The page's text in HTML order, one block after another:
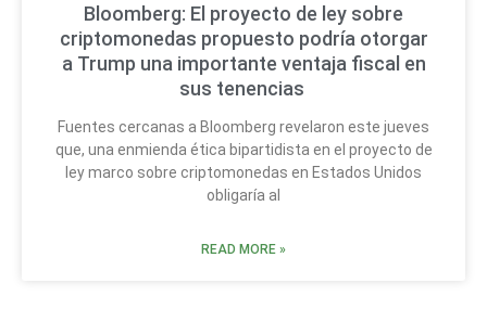
Bloomberg: El proyecto de ley sobre
criptomonedas propuesto podría otorgar
a Trump una importante ventaja fiscal en
sus tenencias
Fuentes cercanas a Bloomberg revelaron este jueves
que, una enmienda ética bipartidista en el proyecto de
ley marco sobre criptomonedas en Estados Unidos
obligaría al
READ MORE »